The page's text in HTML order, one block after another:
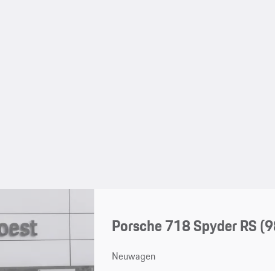
Porsche 718 Spyder RS
Neuwagen